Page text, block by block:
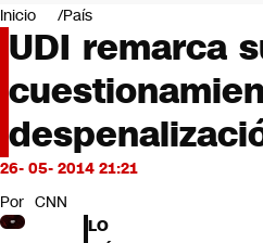
Negocios
Deportes
Programas completos
Cultura
Servicios
Bits
CNN Data
CNN tiempo
Futuro 360
Opinión
Inicio País
UDI remarca
26- 05- 2014 21:21
Por CNN
LO